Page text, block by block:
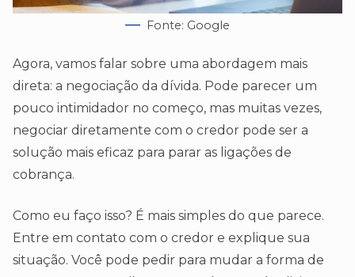
Fonte: Google
Agora, vamos falar sobre uma abordagem mais
direta: a negociação da dívida. Pode parecer um
pouco intimidador no começo, mas muitas vezes,
negociar diretamente com o credor pode ser a
solução mais eficaz para parar as ligações de
cobrança.
Como eu faço isso? É mais simples do que parece.
Entre em contato com o credor e explique sua
situação. Você pode pedir para mudar a forma de